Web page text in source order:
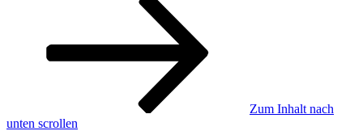
Zum Inhalt nach
unten scrollen